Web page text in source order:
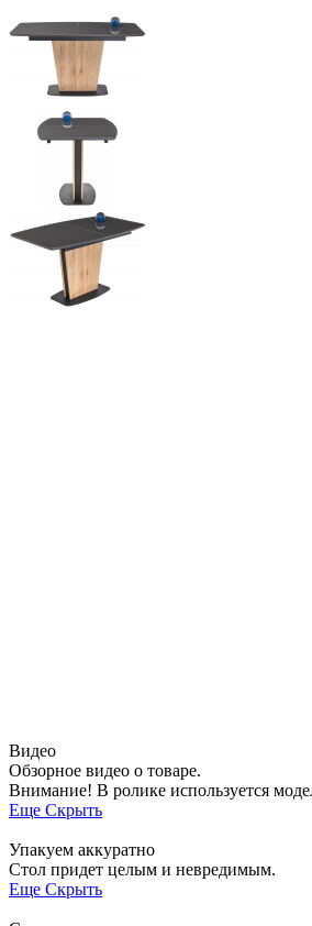
Видео
Обзорное видео о товаре.
Внимание! В ролике используется
Еще Скрыть
Упакуем аккуратно
Стол придет целым и невредимым.
Еще Скрыть